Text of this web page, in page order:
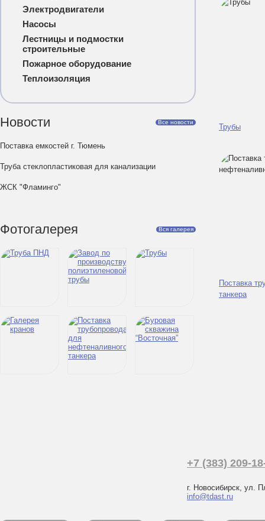
Электродвигатели
Насосы
Лестницы и подмостки
строительные
Пожарное оборудование
Теплоизоляция
Новости Все новости
Поставка емкостей г. Тюмень
Труба стеклопластиковая для канализации
ЖСК "Фламинго"
Фотогалерея Вся галерея
Трубы
Поставка
танкера
+7 (383) 209-
г. Новосибирск, ул.
info@tdast.ru